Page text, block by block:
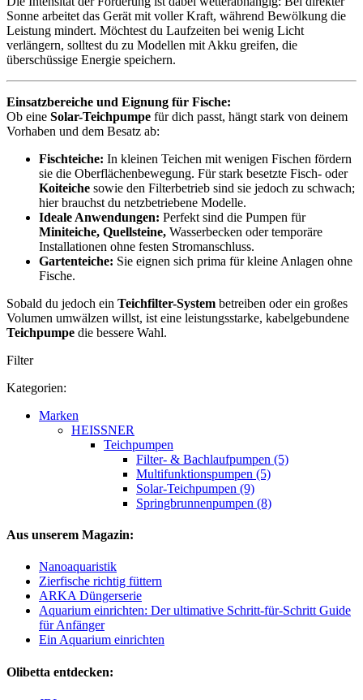
Sonne arbeitet das Gerät mit voller Kraft, während Bewölkung die
Leistung mindert. Möchtest du Laufzeiten bei wenig Licht
verlängern, solltest du zu Modellen mit Akku greifen, die
überschüssige Energie speichern.
Einsatzbereiche und Eignung für Fische:
Ob eine Solar-Teichpumpe für dich passt, hängt stark von deinem
Vorhaben und dem Besatz ab:
Fischteiche: In kleinen Teichen mit wenigen Fischen fördern
sie die Oberflächenbewegung. Für stark besetzte Fisch- oder
Koiteiche sowie den Filterbetrieb sind sie jedoch zu schwach;
hier brauchst du netzbetriebene Modelle.
Ideale Anwendungen: Perfekt sind die Pumpen für
Miniteiche, Quellsteine, Wasserbecken oder temporäre
Installationen ohne festen Stromanschluss.
Gartenteiche: Sie eignen sich prima für kleine Anlagen ohne
Fische.
Sobald du jedoch ein Teichfilter-System betreiben oder ein großes
Volumen umwälzen willst, ist eine leistungsstarke, kabelgebundene
Teichpumpe die bessere Wahl.
Filter
Kategorien:
Marken
HEISSNER
Teichpumpen
Filter- & Bachlaufpumpen (5)
Multifunktionspumpen (5)
Solar-Teichpumpen (9)
Springbrunnenpumpen (8)
Aus unserem Magazin:
Nanoaquaristik
Zierfische richtig füttern
ARKA Düngerserie
Aquarium einrichten: Der ultimative Schritt-für-Schritt Guide
für Anfänger
Ein Aquarium einrichten
Olibetta entdecken: